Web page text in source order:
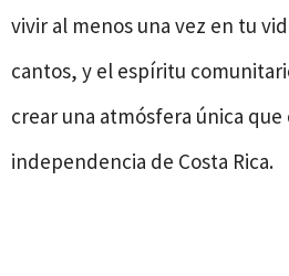
vivir al menos una vez en tu
cantos, y el espíritu
crear una atmósfera única que
independencia de Costa Rica.